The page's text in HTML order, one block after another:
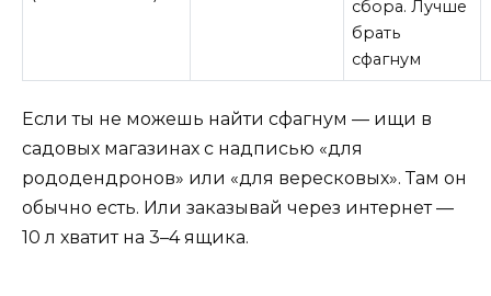
сбора. Лучше
брать
сфагнум
Если ты не можешь найти сфагнум — ищи в
садовых магазинах с надписью «для
рододендронов» или «для вересковых». Там он
обычно есть. Или заказывай через интернет —
10 л хватит на 3–4 ящика.